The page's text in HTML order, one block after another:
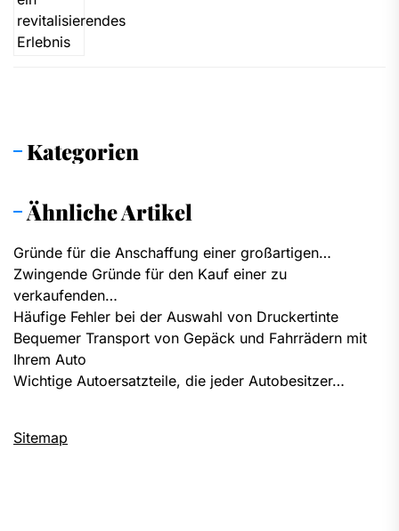
Kategorien
Ähnliche Artikel
Gründe für die Anschaffung einer großartigen…
Zwingende Gründe für den Kauf einer zu
verkaufenden…
Häufige Fehler bei der Auswahl von Druckertinte
Bequemer Transport von Gepäck und Fahrrädern mit
Ihrem Auto
Wichtige Autoersatzteile, die jeder Autobesitzer…
Sitemap